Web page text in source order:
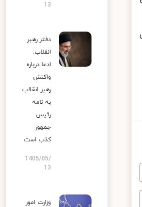
13
دفتر رهبر
انقلاب:
ادعا درباره
واکنش
رهبر انقلاب
به نامه
رئیس
جمهور
کذب است
1405/05/
13
وزارت امور